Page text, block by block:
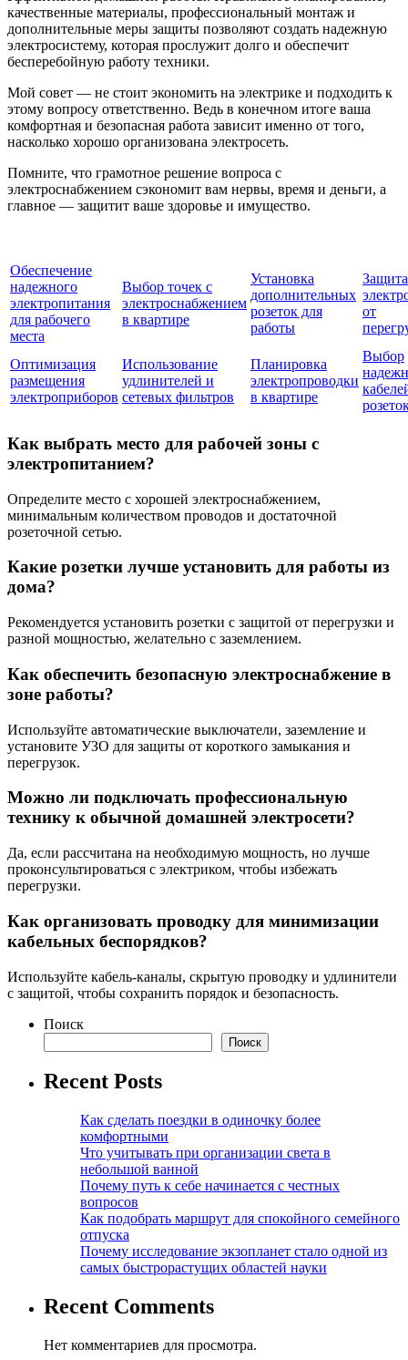
качественные материалы, профессиональный монтаж и
дополнительные меры защиты позволяют создать надежную
электросистему, которая прослужит долго и обеспечит
бесперебойную работу техники.
Мой совет — не стоит экономить на электрике и подходить к
этому вопросу ответственно. Ведь в конечном итоге ваша
комфортная и безопасная работа зависит именно от того,
насколько хорошо организована электросеть.
Помните, что грамотное решение вопроса с
электроснабжением сэкономит вам нервы, время и деньги, а
главное — защитит ваше здоровье и имущество.
Обеспечение
надежного
электропитания
для рабочего
места
Выбор точек с
электроснабжением
в квартире
Установка
дополнительных
розеток для
работы
Защита
от
Оптимизация
размещения
электроприборов
Использование
удлинителей и
сетевых фильтров
Планировка
электропроводки
в квартире
Выбор
Как выбрать место для рабочей зоны с
электропитанием?
Определите место с хорошей электроснабжением,
минимальным количеством проводов и достаточной
розеточной сетью.
Какие розетки лучше установить для работы из
дома?
Рекомендуется установить розетки с защитой от перегрузки и
разной мощностью, желательно с заземлением.
Как обеспечить безопасную электроснабжение в
зоне работы?
Используйте автоматические выключатели, заземление и
установите УЗО для защиты от короткого замыкания и
перегрузок.
Можно ли подключать профессиональную
технику к обычной домашней электросети?
Да, если рассчитана на необходимую мощность, но лучше
проконсультироваться с электриком, чтобы избежать
перегрузки.
Как организовать проводку для минимизации
кабельных беспорядков?
Используйте кабель-каналы, скрытую проводку и удлинители
с защитой, чтобы сохранить порядок и безопасность.
Поиск
Поиск
Recent Posts
Как сделать поездки в одиночку более
комфортными
Что учитывать при организации света в
небольшой ванной
Почему путь к себе начинается с честных
вопросов
Как подобрать маршрут для спокойного семейного
отпуска
Почему исследование экзопланет стало одной из
самых быстрорастущих областей науки
Recent Comments
Нет комментариев для просмотра.